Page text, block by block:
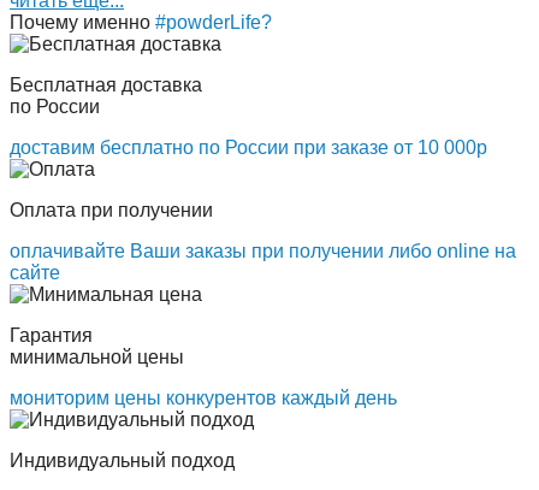
Почему именно #powderLife?
Бесплатная доставка
по России
доставим бесплатно по России при заказе от 10 000р
Оплата при получении
оплачивайте Ваши заказы при получении либо online на
сайте
Гарантия
минимальной цены
мониторим цены конкурентов каждый день
Индивидуальный подход